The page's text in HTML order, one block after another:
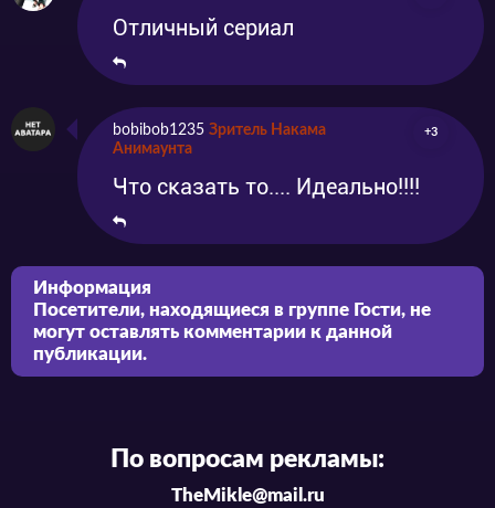
Отличный сериал
bobibob1235 Зритель Накама
Анимаунта
+3
Что сказать то.... Идеально!!!!
Информация
Посетители, находящиеся в группе Гости, не
могут оставлять комментарии к данной
публикации.
По вопросам рекламы:
TheMikle@mail.ru